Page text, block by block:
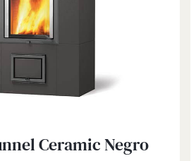
Ceramic Negro